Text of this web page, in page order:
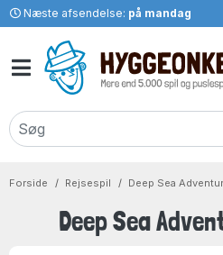
Næste afsendelse: på mandag
Forside Rejsespil Deep Sea
Deep Sea